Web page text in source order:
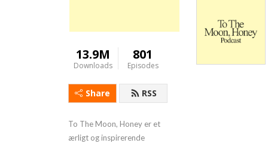
13.9M
Downloads
801
Episodes
Share RSS
To The Moon, Honey er et
ærligt og inspirerende